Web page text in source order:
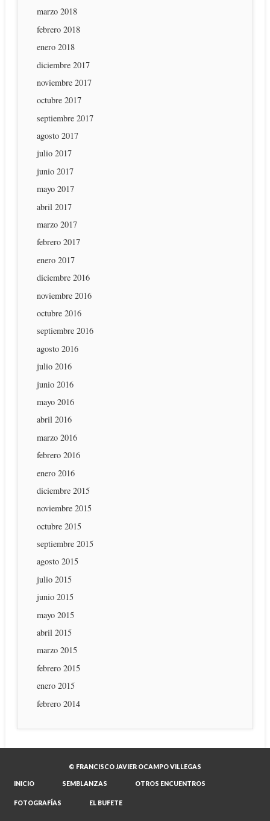
marzo 2018
febrero 2018
enero 2018
diciembre 2017
noviembre 2017
octubre 2017
septiembre 2017
agosto 2017
julio 2017
junio 2017
mayo 2017
abril 2017
marzo 2017
febrero 2017
enero 2017
diciembre 2016
noviembre 2016
octubre 2016
septiembre 2016
agosto 2016
julio 2016
junio 2016
mayo 2016
abril 2016
marzo 2016
febrero 2016
enero 2016
diciembre 2015
noviembre 2015
octubre 2015
septiembre 2015
agosto 2015
julio 2015
junio 2015
mayo 2015
abril 2015
marzo 2015
febrero 2015
enero 2015
febrero 2014
© FRANCISCO JAVIER OCAMPO VILLEGAS
INICIO SEMBLANZAS OTROS ENCUENTROS
FOTOGRAFÍAS EL BUFETE